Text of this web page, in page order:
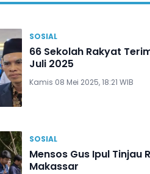
SOSIAL
66 Sekolah Rakyat
Juli 2025
Kamis 08 Mei 2025, 18:21 WIB
SOSIAL
Mensos Gus Ipul Tinjau
Makassar